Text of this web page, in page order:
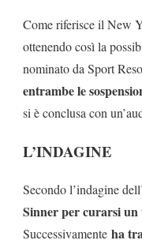
Come riferisce il New
ottenendo così la
nominato da Sport
entrambe le
si è conclusa con
L’INDAGINE
Secondo l’indagine
Sinner per curarsi
Successivamente ha